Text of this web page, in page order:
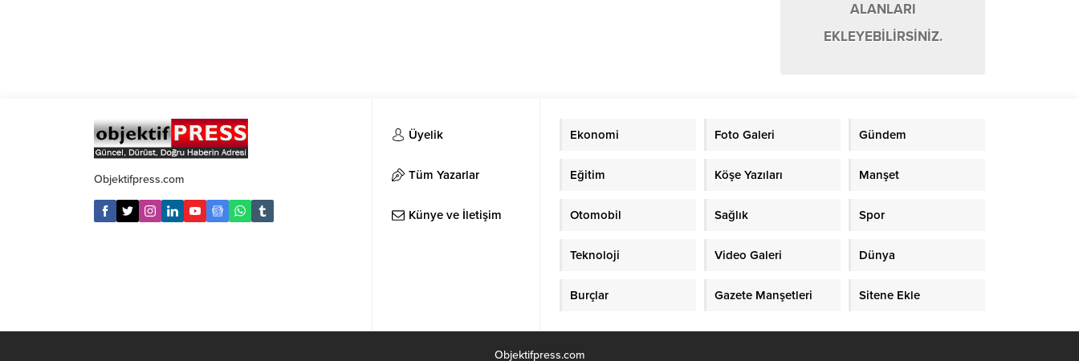
ALANLARI
EKLEYEBİLİRSİNİZ.
Objektifpress.com
Üyelik
Tüm Yazarlar
Künye ve İletişim
Ekonomi Foto Galeri Gündem
Eğitim Köşe Yazıları Manşet
Otomobil Sağlık Spor
Teknoloji Video Galeri Dünya
Burçlar Gazete Manşetleri Sitene Ekle
Objektifpress.com